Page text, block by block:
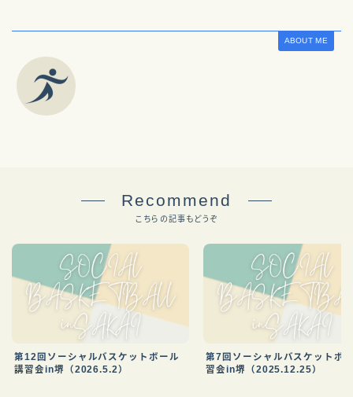
ABOUT ME
Recommend
こちらの記事もどうぞ
第12回ソーシャルバスケットボール
講習会in堺（2026.5.2）
第7回ソーシャルバスケットボ
習会in堺（2025.12.25）